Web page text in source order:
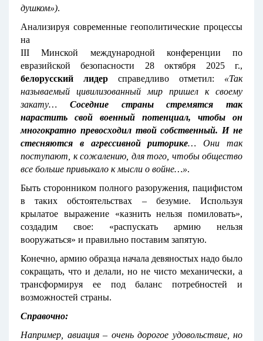
душком»).
Анализируя современные геополитические процессы
на
III Минской международной конференции по
евразийской безопасности 28 октября 2025 г.,
белорусский лидер справедливо отметил: «Так
называемый цивилизованный мир пришел к своему
закату… Соседние страны стремятся так
нарастить свой военный потенциал, чтобы он
многократно превосходил твой собственный. И не
стесняются в агрессивной риторике… Они так
поступают, к сожалению, для того, чтобы общество
все больше привыкало к мысли о войне…».
Быть сторонником полного разоружения, пацифистом
в таких обстоятельствах – безумие. Используя
крылатое выражение «казнить нельзя помиловать»,
создадим свое: «распускать армию нельзя
вооружаться» и правильно поставим запятую.
Конечно, армию образца начала девяностых надо было
сокращать, что и делали, но не чисто механически, а
трансформируя ее под баланс потребностей и
возможностей страны.
Справочно:
Например, авиация – очень дорогое удовольствие, но